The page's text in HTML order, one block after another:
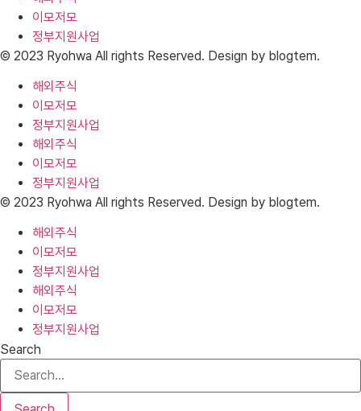
이모저모
정부지원사업
© 2023 Ryohwa All rights Reserved. Design by blogtem.
해외주식
이모저모
정부지원사업
해외주식
이모저모
정부지원사업
© 2023 Ryohwa All rights Reserved. Design by blogtem.
해외주식
이모저모
정부지원사업
해외주식
이모저모
정부지원사업
Search